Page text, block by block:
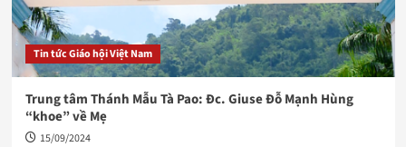
Tin tức Giáo hội Việt Nam
Trung tâm Thánh Mẫu Tà Pao: Đc. Giuse Đỗ Mạnh Hùng
“khoe” về Mẹ
15/09/2024